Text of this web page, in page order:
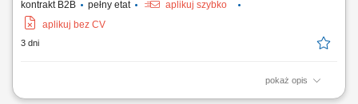
kontrakt B2B pełny etat
aplikuj szybko
aplikuj bez CV
3 dni
pokaż opis
Obowiązki: Nadzór nad stanem technicznym maszyn i urządzeń w